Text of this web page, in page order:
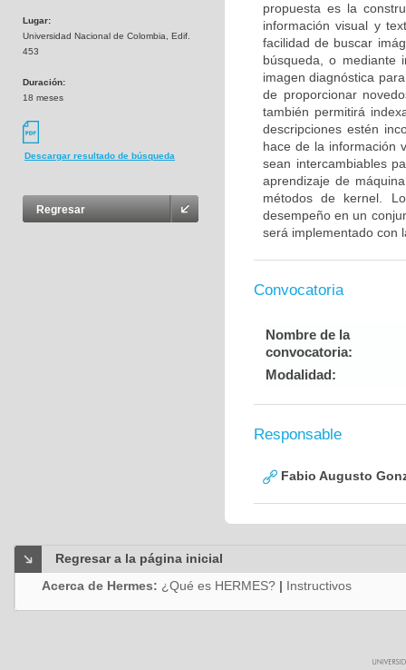
Lugar:
Universidad Nacional de Colombia, Edif.
453
Duración:
18 meses
Descargar resultado de búsqueda
Regresar
propuesta es la
información visual y
facilidad de buscar
búsqueda, o mediante
imagen diagnóstica
de proporcionar
también permitirá
descripciones estén
hace de la información
sean intercambiables
aprendizaje de
métodos de kernel.
desempeño en un
será implementado con
Convocatoria
Nombre de la
convocatoria:
Modalidad:
Responsable
Fabio Augusto
Regresar a la página inicial
Acerca de Hermes: ¿Qué es HERMES? | Instructivos